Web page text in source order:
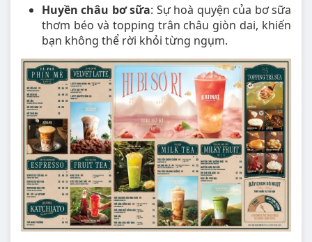
Huyền châu bơ sữa: Sự hoà quyện của bơ sữa
thơm béo và topping trân châu giòn dai, khiến
bạn không thể rời khỏi từng ngụm.